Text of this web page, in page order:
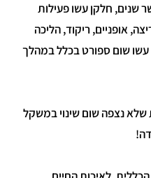
במשך עשר שנים, חלקן עשו פעילות
אופניים, ריקוד, הליכה
לא עשו שום ספורט בכלל במהלך
שלא נצפה שום שינוי במשקל